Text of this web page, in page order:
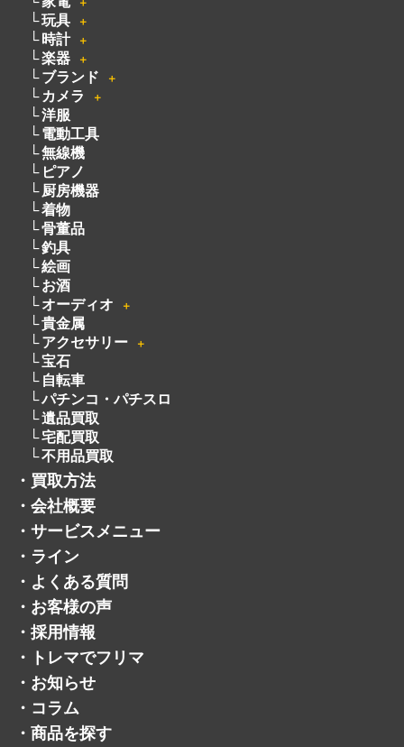
＋
玩具 ＋
時計 ＋
楽器 ＋
ブランド ＋
カメラ ＋
洋服
電動工具
無線機
ピアノ
厨房機器
着物
骨董品
釣具
絵画
お酒
オーディオ
＋
貴金属
アクセサリー
＋
宝石
自転車
パチンコ・パチスロ
遺品買取
宅配買取
不用品買取
・ 買取方法
・ 会社概要
・ サービスメニュー
・ ライン
・ よくある質問
・ お客様の声
・ 採用情報
・
トレマでフリマ
・ お知らせ
・ コラム
・ 商品を探す